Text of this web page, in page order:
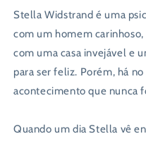
Stella Widstrand é uma
com um homem carinhoso,
com uma casa invejável e
para ser feliz. Porém, há
acontecimento que nunca
Quando um dia Stella vê